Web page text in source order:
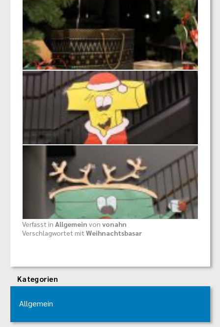
Verfasst in Allgemein von vonahn
Verschlagwortet mit Weihnachtsbasar
Kategorien
Allgemein